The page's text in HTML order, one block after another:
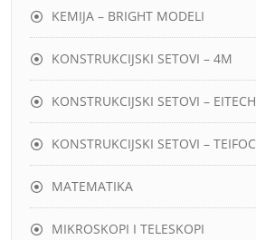
KEMIJA – BRIGHT MODELI
KONSTRUKCIJSKI SETOVI – 4M
KONSTRUKCIJSKI SETOVI – EITECH
KONSTRUKCIJSKI SETOVI – TEIFOC
MATEMATIKA
MIKROSKOPI I TELESKOPI